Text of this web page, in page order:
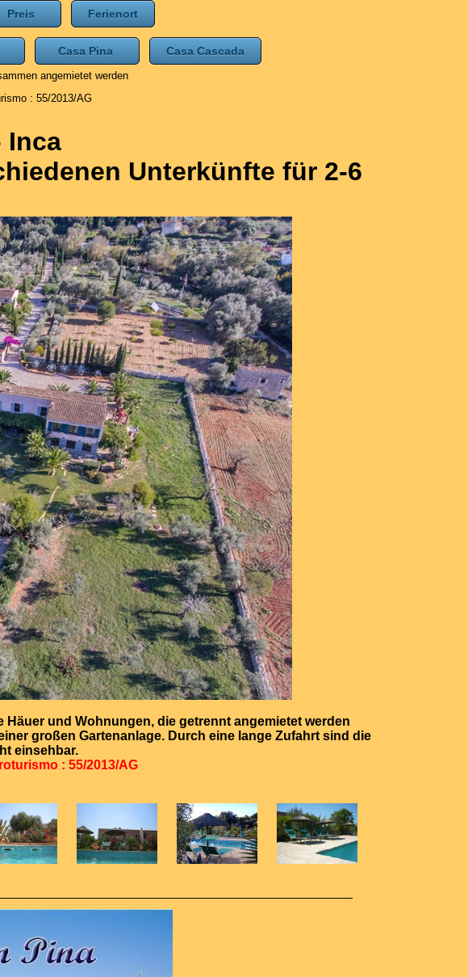
Ferienort
Casa Pina Casa Cascada
angemietet werden
: 55/2013/AG
Inca
Unterkünfte für 2-6
und Wohnungen, die getrennt angemietet werden
großen Gartenanlage. Durch eine lange Zufahrt sind die
einsehbar.
: 55/2013/AG